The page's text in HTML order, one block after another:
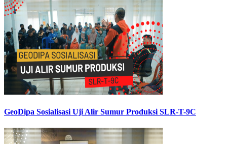
GeoDipa Sosialisasi Uji Alir Sumur Produksi SLR-T-9C